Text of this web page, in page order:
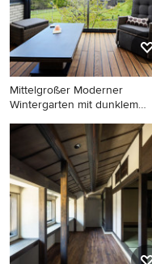
Mittelgroßer Moderner
Wintergarten mit dunklem
Mittelgroßer Moderner
Wintergarten mit dunklem
Holzboden, Kaminofen
Glasdecke in Dortmund